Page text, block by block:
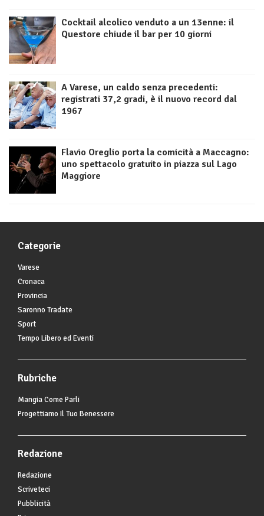
Cocktail alcolico venduto a un 13enne: il
Questore chiude il bar per 10 giorni
A Varese, un caldo senza precedenti:
registrati 37,2 gradi, è il nuovo record dal
1967
Flavio Oreglio porta la comicità a Maccagno:
uno spettacolo gratuito in piazza sul Lago
Maggiore
Categorie
Varese
Cronaca
Provincia
Saronno Tradate
Sport
Tempo Libero ed Eventi
Rubriche
Mangia Come Parli
Progettiamo Il Tuo Benessere
Redazione
Redazione
Scriveteci
Pubblicità